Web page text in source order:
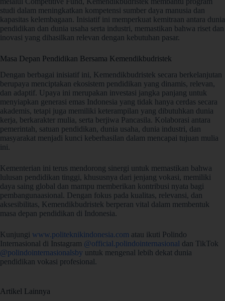
studi dalam meningkatkan kompetensi sumber daya manusia dan
kapasitas kelembagaan. Inisiatif ini memperkuat kemitraan antara dunia
pendidikan dan dunia usaha serta industri, memastikan bahwa riset dan
inovasi yang dihasilkan relevan dengan kebutuhan pasar.
Masa Depan Pendidikan Bersama Kemendikbudristek
Dengan berbagai inisiatif ini, Kemendikbudristek secara berkelanjutan
berupaya menciptakan ekosistem pendidikan yang dinamis, relevan,
dan adaptif. Upaya ini merupakan investasi jangka panjang untuk
menyiapkan generasi emas Indonesia yang tidak hanya cerdas secara
akademis, tetapi juga memiliki keterampilan yang dibutuhkan dunia
kerja, berkarakter mulia, serta berjiwa Pancasila. Kolaborasi antara
pemerintah, satuan pendidikan, dunia usaha, dunia industri, dan
masyarakat menjadi kunci keberhasilan dalam mencapai tujuan mulia
ini.
Kementerian ini terus mendorong sinergi untuk memastikan bahwa
lulusan pendidikan tinggi, khususnya dari jenjang vokasi, memiliki
daya saing global dan mampu memberikan kontribusi nyata bagi
pembangunaasional. Dengan fokus pada kualitas, relevansi, dan
aksesibilitas, Kemendikbudristek berperan vital dalam membentuk
masa depan pendidikan di Indonesia.
Kunjungi www.politeknikindonesia.com atau ikuti Polindo
Internasional di Instagram @official.polindointernasional dan TikTok
@polindointernasionalsby untuk mengenal lebih dekat dunia
pendidikan vokasi profesional.
Artikel Lainnya